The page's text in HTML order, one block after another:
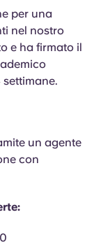
per una
nel nostro
e ha firmato il
un agente
con